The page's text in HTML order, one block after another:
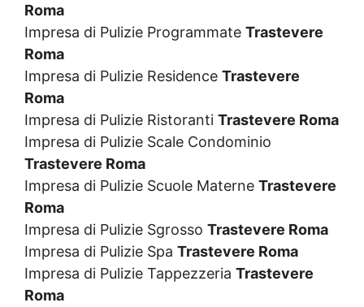
Roma
Impresa di Pulizie Programmate Trastevere
Roma
Impresa di Pulizie Residence Trastevere
Roma
Impresa di Pulizie Ristoranti Trastevere Roma
Impresa di Pulizie Scale Condominio
Trastevere Roma
Impresa di Pulizie Scuole Materne Trastevere
Roma
Impresa di Pulizie Sgrosso Trastevere Roma
Impresa di Pulizie Spa Trastevere Roma
Impresa di Pulizie Tappezzeria Trastevere
Roma